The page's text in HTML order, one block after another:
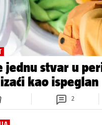
jednu stvar u
kao ispeglan
2